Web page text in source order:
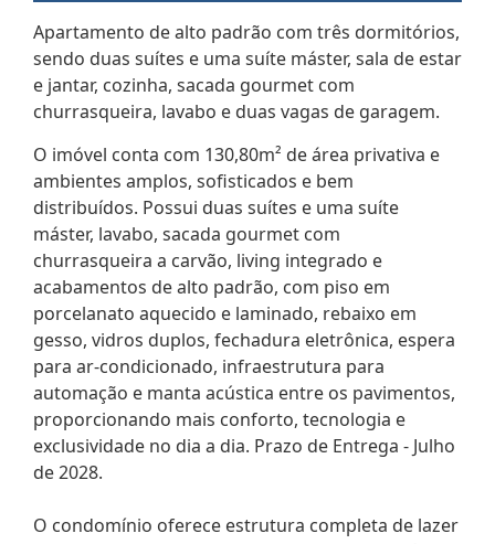
Apartamento de alto padrão com três dormitórios,
sendo duas suítes e uma suíte máster, sala de estar
e jantar, cozinha, sacada gourmet com
churrasqueira, lavabo e duas vagas de garagem.
O imóvel conta com 130,80m² de área privativa e
ambientes amplos, sofisticados e bem
distribuídos. Possui duas suítes e uma suíte
máster, lavabo, sacada gourmet com
churrasqueira a carvão, living integrado e
acabamentos de alto padrão, com piso em
porcelanato aquecido e laminado, rebaixo em
gesso, vidros duplos, fechadura eletrônica, espera
para ar-condicionado, infraestrutura para
automação e manta acústica entre os pavimentos,
proporcionando mais conforto, tecnologia e
exclusividade no dia a dia. Prazo de Entrega - Julho
de 2028.
O condomínio oferece estrutura completa de lazer